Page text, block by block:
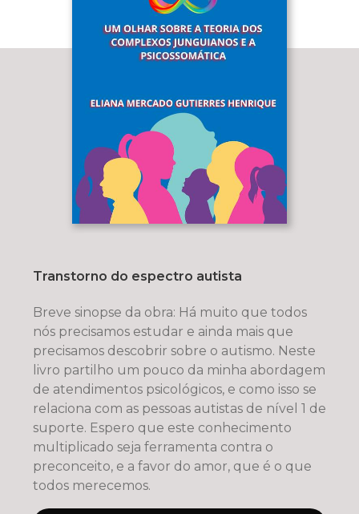
Transtorno do espectro autista
Breve sinopse da obra: Há muito que todos
nós precisamos estudar e ainda mais que
precisamos descobrir sobre o autismo. Neste
livro partilho um pouco da minha abordagem
de atendimentos psicológicos, e como isso se
relaciona com as pessoas autistas de nível 1 de
suporte. Espero que este conhecimento
multiplicado seja ferramenta contra o
preconceito, e a favor do amor, que é o que
todos merecemos.